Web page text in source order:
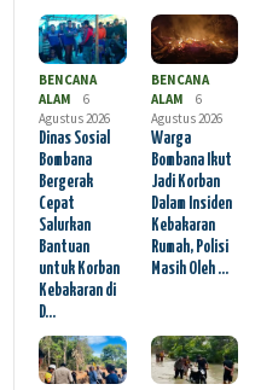
BENCANA
ALAM
6
Agustus 2026
Dinas Sosial
Bombana
Bergerak
Cepat
Salurkan
Bantuan
untuk Korban
Kebakaran di
D…
BENCANA
ALAM
6
Agustus 2026
Warga
Bombana Ikut
Jadi Korban
Dalam Insiden
Kebakaran
Rumah, Polisi
Masih Oleh …